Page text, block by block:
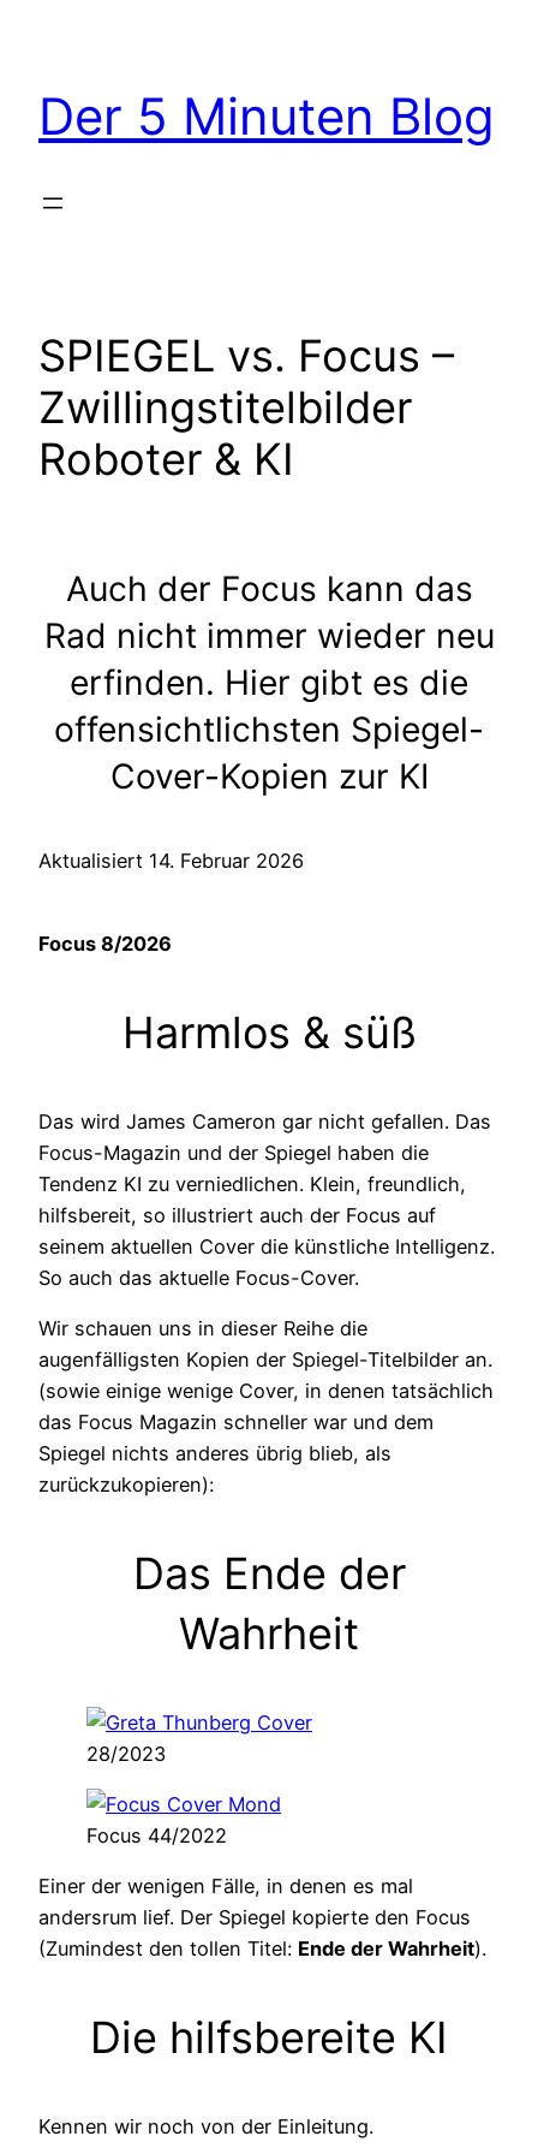
Der 5 Minuten Blog
SPIEGEL vs. Focus –
Zwillingstitelbilder
Roboter & KI
Auch der Focus kann das
Rad nicht immer wieder neu
erfinden. Hier gibt es die
offensichtlichsten Spiegel-
Cover-Kopien zur KI
Aktualisiert 14. Februar 2026
Focus 8/2026
Harmlos & süß
Das wird James Cameron gar nicht gefallen. Das
Focus-Magazin und der Spiegel haben die
Tendenz KI zu verniedlichen. Klein, freundlich,
hilfsbereit, so illustriert auch der Focus auf
seinem aktuellen Cover die künstliche Intelligenz.
So auch das aktuelle Focus-Cover.
Wir schauen uns in dieser Reihe die
augenfälligsten Kopien der Spiegel-Titelbilder an.
(sowie einige wenige Cover, in denen tatsächlich
das Focus Magazin schneller war und dem
Spiegel nichts anderes übrig blieb, als
zurückzukopieren):
Das Ende der
Wahrheit
28/2023
Focus 44/2022
Einer der wenigen Fälle, in denen es mal
andersrum lief. Der Spiegel kopierte den Focus
(Zumindest den tollen Titel: Ende der Wahrheit).
Die hilfsbereite KI
Kennen wir noch von der Einleitung.